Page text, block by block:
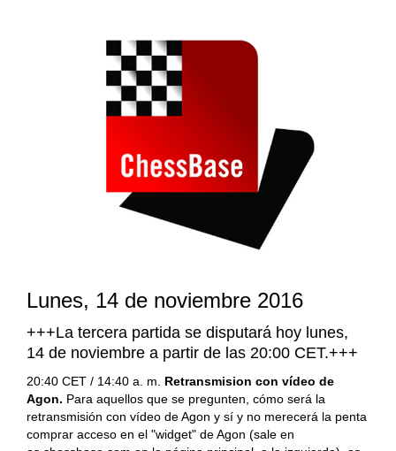
Lunes, 14 de noviembre 2016
+++La tercera partida se disputará hoy lunes,
14 de noviembre a partir de las 20:00 CET.+++
20:40 CET / 14:40 a. m. Retransmision con vídeo de
Agon. Para aquellos que se pregunten, cómo será la
retransmisión con vídeo de Agon y sí y no merecerá la penta
comprar acceso en el "widget" de Agon (sale en